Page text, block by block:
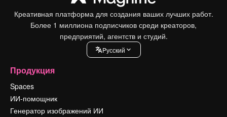
Креативная платформа для создания ваших лучших работ.
Более 1 миллиона подписчиков среди креаторов,
предприятий, агентств и студий.
Pусский
Продукция
Spaces
ИИ-помощник
Генератор изображений ИИ